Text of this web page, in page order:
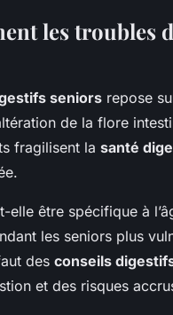
les troubles
seniors repose
de la flore
fragilisent la santé
être spécifique à
les seniors plus
des conseils
et des risques